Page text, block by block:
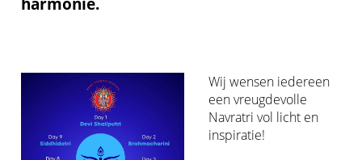
Wij wensen iedereen
een vreugdevolle
Navratri vol licht en
inspiratie!